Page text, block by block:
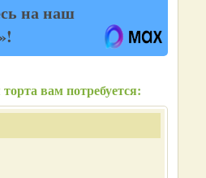
на наш
вам потребуется: